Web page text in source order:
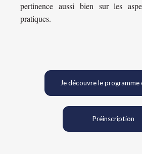
pertinence aussi bien sur les
pratiques.
Je découvre le
Préinscription